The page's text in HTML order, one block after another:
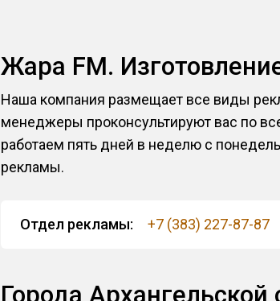
Жара FM.
Наша компания размещает все виды
менеджеры проконсультируют вас по
работаем пять дней в неделю с
рекламы.
Отдел рекламы: +7 (383) 227-87-87
Города